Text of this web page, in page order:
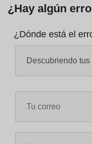
¿Hay algún
¿Dónde está el